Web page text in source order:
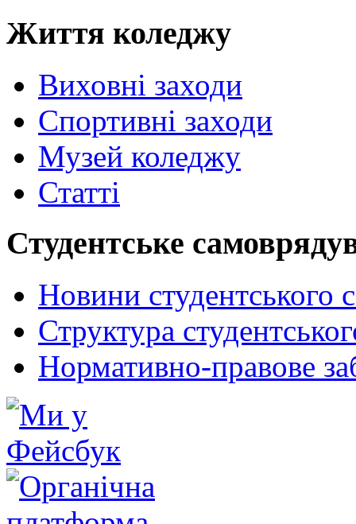
Життя коледжу
Виховні заходи
Спортивні заходи
Музей коледжу
Статті
Студентське
Новини студентського
Структура
Нормативно-правове